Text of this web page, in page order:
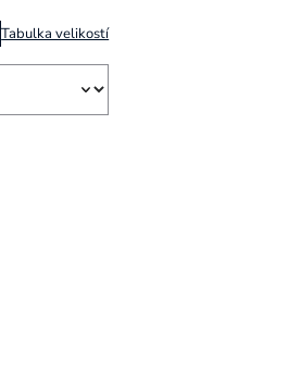
Tabulka velikostí